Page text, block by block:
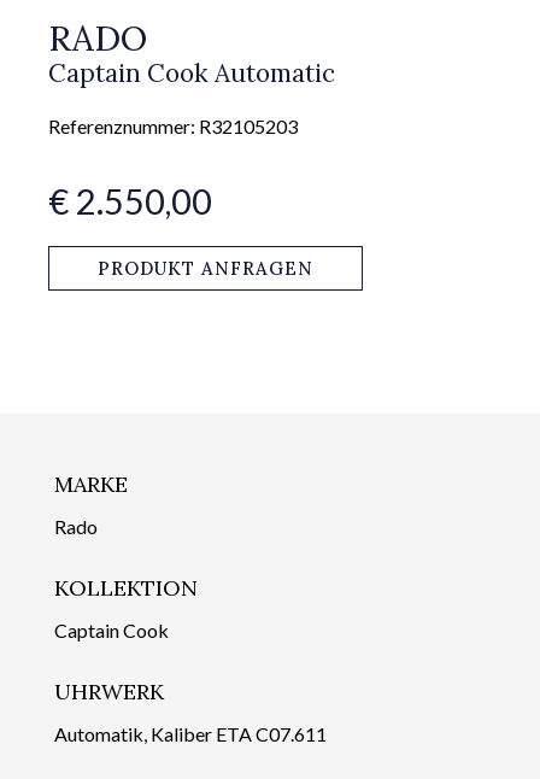
RADO
Captain Cook Automatic
Referenznummer: R32105203
€ 2.550,00
PRODUKT ANFRAGEN
MARKE
Rado
KOLLEKTION
Captain Cook
UHRWERK
Automatik, Kaliber ETA C07.611